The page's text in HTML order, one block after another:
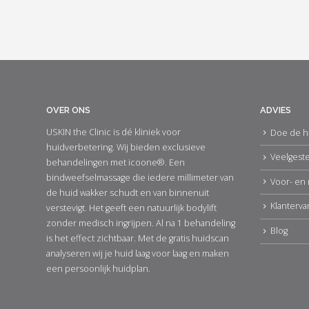
OVER ONS
USKIN the Clinic is dé kliniek voor
huidverbetering. Wij bieden exclusieve
behandelingen met icoone®. Een
bindweefselmassage die iedere millimeter van
de huid wakker schudt en van binnenuit
verstevigt. Het geeft een natuurlijk bodylift
zonder medisch ingrijpen. Al na 1 behandeling
is het effect zichtbaar. Met de gratis huidscan
analyseren wij je huid laag voor laag en maken
een persoonlijk huidplan.
ADVIES
Doe de
Voor- en
Blog